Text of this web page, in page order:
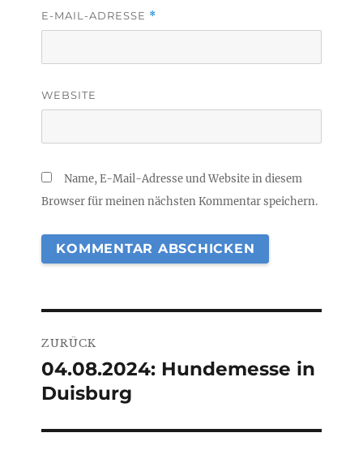
E-MAIL-ADRESSE *
WEBSITE
Name, E-Mail-Adresse und Website in diesem
Browser für meinen nächsten Kommentar speichern.
ZURÜCK
Vorheriger
Beitrag:
04.08.2024: Hundemesse in
Duisburg